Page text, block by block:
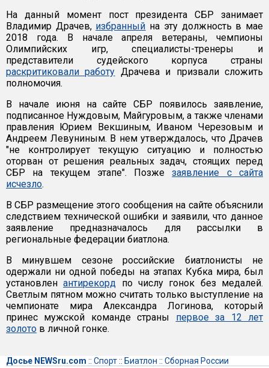
На данный момент пост президента СБР занимает
Владимир Драчев, избранный на эту должность в мае
2018 года. В начале апреля ветераны, чемпионы
Олимпийских игр, специалисты-тренеры и
представители судейского корпуса страны
раскритиковали работу Драчева и призвали сложить
полномочия.
В начале июня на сайте СБР появилось заявление,
подписанное Нуждовым, Майгуровым, а также членами
правления Юрием Векшиным, Иваном Черезовым и
Андреем Левуниным. В нем утверждалось, что Драчев
"не контролирует текущую ситуацию и полностью
оторван от решения реальных задач, стоящих перед
СБР на текущем этапе". Позжезаявление с сайта
исчезло.
В СБР размещение этого сообщения на сайте объяснили
следствием технической ошибки и заявили, что данное
заявление предназначалось для рассылки в
региональные федерации биатлона.
В минувшем сезоне российские биатлонисты не
одержали ни одной победы на этапах Кубка мира, был
установленантирекорд по числу гонок без медалей.
Светлым пятном можно считать только выступление на
чемпионате мира Александра Логинова, который
принес мужской команде страны первое за 12 лет
золото в личной гонке.
Досье NEWSru.com :: Спорт:: Биатлон :: Сборная России